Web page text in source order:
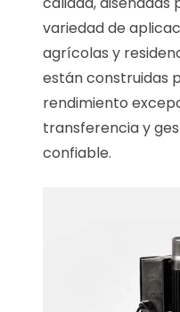
variedad de
agrícolas y
están construidas
rendimiento
transferencia y
confiable.